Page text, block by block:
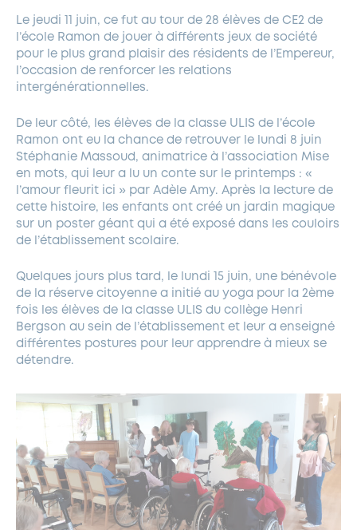
Le jeudi 11 juin, ce fut au tour de 28 élèves de CE2 de
l’école Ramon de jouer à différents jeux de société
pour le plus grand plaisir des résidents de l’Empereur,
l’occasion de renforcer les relations
intergénérationnelles.
De leur côté, les élèves de la classe ULIS de l’école
Ramon ont eu la chance de retrouver le lundi 8 juin
Stéphanie Massoud, animatrice à l’association Mise
en mots, qui leur a lu un conte sur le printemps : «
l’amour fleurit ici » par Adèle Amy. Après la lecture de
cette histoire, les enfants ont créé un jardin magique
sur un poster géant qui a été exposé dans les couloirs
de l’établissement scolaire.
Quelques jours plus tard, le lundi 15 juin, une bénévole
de la réserve citoyenne a initié au yoga pour la 2ème
fois les élèves de la classe ULIS du collège Henri
Bergson au sein de l’établissement et leur a enseigné
différentes postures pour leur apprendre à mieux se
détendre.